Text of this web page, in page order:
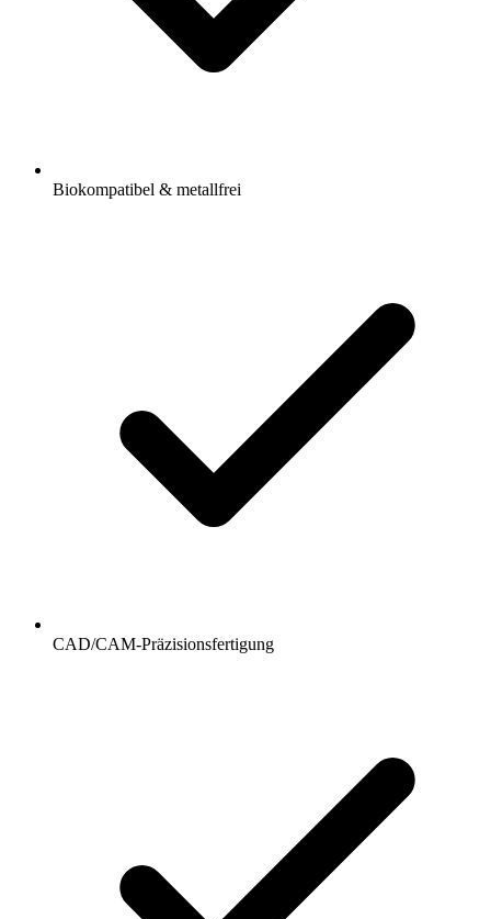
Biokompatibel & metallfrei
CAD/CAM-Präzisionsfertigung